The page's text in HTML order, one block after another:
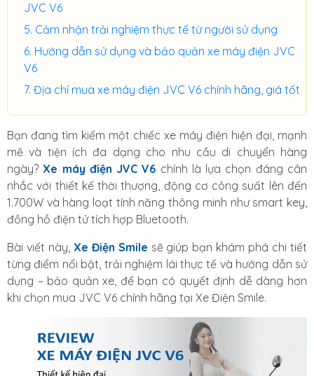
JVC V6
Cảm nhận trải nghiệm thực tế từ người sử dụng
Hướng dẫn sử dụng và bảo quản xe máy điện JVC
V6
Địa chỉ mua xe máy điện JVC V6 chính hãng, giá tốt
Bạn đang tìm kiếm một chiếc xe máy điện hiện đại, mạnh
mẽ và tiện ích đa dạng cho nhu cầu di chuyển hàng
ngày? Xe máy điện JVC V6 chính là lựa chọn đáng cân
nhắc với thiết kế thời thượng, động cơ công suất lên đến
1.700W và hàng loạt tính năng thông minh như smart key,
đồng hồ điện tử tích hợp Bluetooth.
Bài viết này, Xe Điện Smile sẽ giúp bạn khám phá chi tiết
từng điểm nổi bật, trải nghiệm lái thực tế và hướng dẫn sử
dụng – bảo quản xe, để bạn có quyết định dễ dàng hơn
khi chọn mua JVC V6 chính hãng tại Xe Điện Smile.